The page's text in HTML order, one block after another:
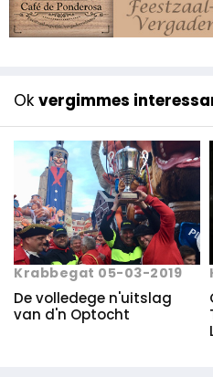
Ok vergimmes
Krabbegat 05-03-2019
De volledege n'uitslag
van d'n Optocht